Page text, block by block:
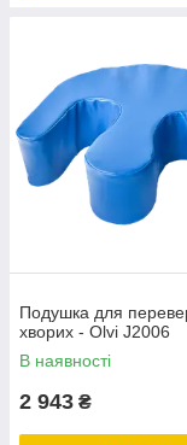
Подушка для
хворих - Olvi J2006
В наявності
2 943 ₴